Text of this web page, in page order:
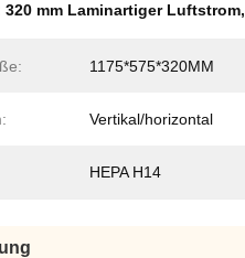
320 mm Laminartiger Luftstrom,
1175*575*320MM
Vertikal/horizontal
HEPA H14